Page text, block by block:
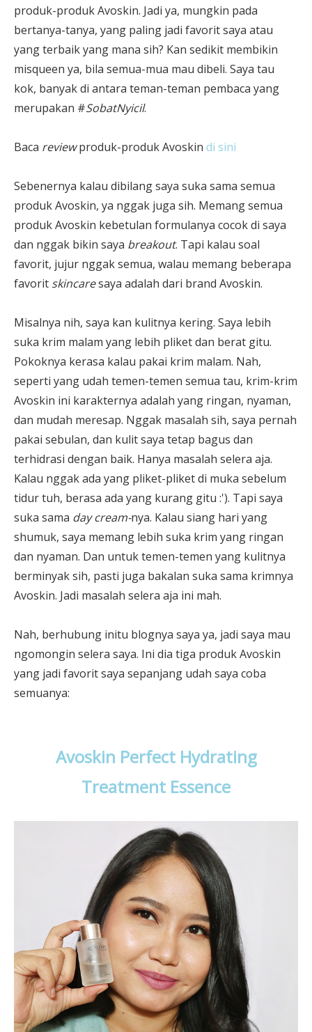
produk-produk Avoskin. Jadi ya, mungkin pada
bertanya-tanya, yang paling jadi favorit saya atau
yang terbaik yang mana sih? Kan sedikit membikin
misqueen ya, bila semua-mua mau dibeli. Saya tau
kok, banyak di antara teman-teman pembaca yang
merupakan #SobatNyicil.
Baca reviewproduk-produk Avoskin di sini
Sebenernya kalau dibilang saya suka sama semua
produk Avoskin, ya nggak juga sih. Memang semua
produk Avoskin kebetulan formulanya cocok di saya
dan nggak bikin saya breakout. Tapi kalau soal
favorit, jujur nggak semua, walau memang beberapa
favorit skincaresaya adalah dari brand Avoskin.
Misalnya nih, saya kan kulitnya kering. Saya lebih
suka krim malam yang lebih pliket dan berat gitu.
Pokoknya kerasa kalau pakai krim malam. Nah,
seperti yang udah temen-temen semua tau, krim-krim
Avoskin ini karakternya adalah yang ringan, nyaman,
dan mudah meresap. Nggak masalah sih, saya pernah
pakai sebulan, dan kulit saya tetap bagus dan
terhidrasi dengan baik. Hanya masalah selera aja.
Kalau nggak ada yang pliket-pliket di muka sebelum
tidur tuh, berasa ada yang kurang gitu :'). Tapi saya
suka sama day cream-nya. Kalau siang hari yang
shumuk, saya memang lebih suka krim yang ringan
dan nyaman. Dan untuk temen-temen yang kulitnya
berminyak sih, pasti juga bakalan suka sama krimnya
Avoskin. Jadi masalah selera aja ini mah.
Nah, berhubung initu blognya saya ya, jadi saya mau
ngomongin selera saya. Ini dia tiga produk Avoskin
yang jadi favorit saya sepanjang udah saya coba
semuanya:
Avoskin Perfect Hydrating
Treatment Essence